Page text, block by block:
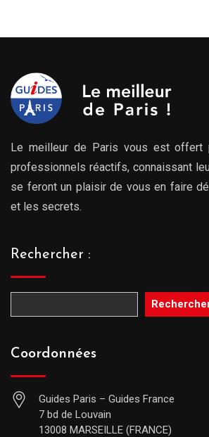
à
Le meilleur de Paris vous est offert
professionnels réactifs, connaissant
se feront un plaisir de vous en faire
et les secrets.
Rechercher :
Coordonnées
Guides Paris – Guides France
7 bd de Louvain
13008 MARSEILLE (FRANCE)